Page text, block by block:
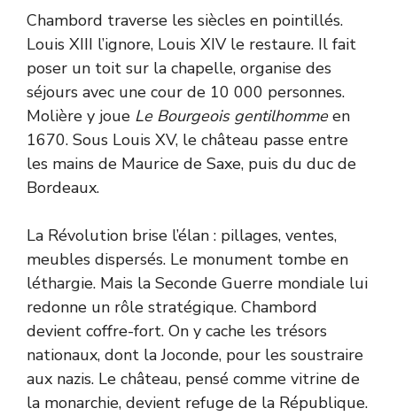
Chambord traverse les siècles en pointillés.
Louis XIII l’ignore, Louis XIV le restaure. Il fait
poser un toit sur la chapelle, organise des
séjours avec une cour de 10 000 personnes.
Molière y joue Le Bourgeois gentilhommeen
1670. Sous Louis XV, le château passe entre
les mains de Maurice de Saxe, puis du duc de
Bordeaux.
La Révolution brise l’élan : pillages, ventes,
meubles dispersés. Le monument tombe en
léthargie. Mais la Seconde Guerre mondiale lui
redonne un rôle stratégique. Chambord
devient coffre-fort. On y cache les trésors
nationaux, dont la Joconde, pour les soustraire
aux nazis. Le château, pensé comme vitrine de
la monarchie, devient refuge de la République.